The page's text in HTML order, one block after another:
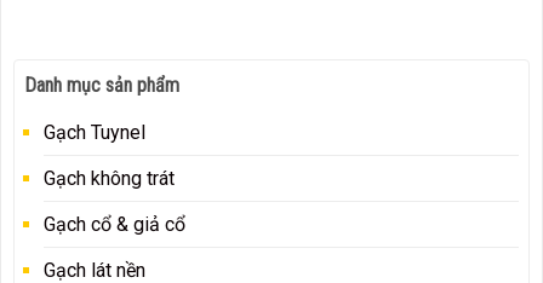
Danh mục sản phẩm
Gạch Tuynel
Gạch không trát
Gạch cổ & giả cổ
Gạch lát nền